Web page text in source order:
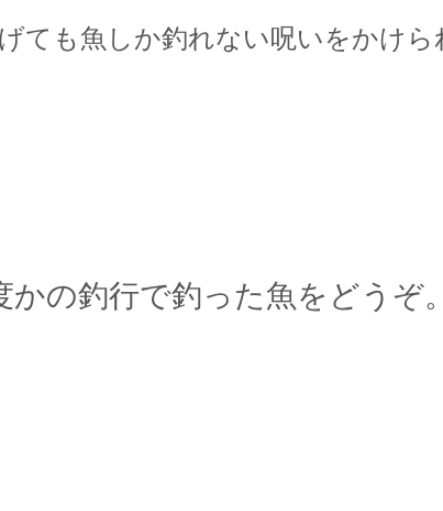
ても魚しか釣れない呪いをかけ
かの釣行で釣った魚をどうぞ。